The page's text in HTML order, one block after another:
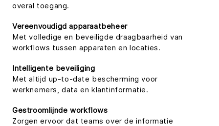
overal toegang.
Vereenvoudigd apparaatbeheer
Met volledige en beveiligde draagbaarheid van
workflows tussen apparaten en locaties.
Intelligente beveiliging
Met altijd up-to-date bescherming voor
werknemers, data en klantinformatie.
Gestroomlijnde workflows
Zorgen ervoor dat teams over de informatie